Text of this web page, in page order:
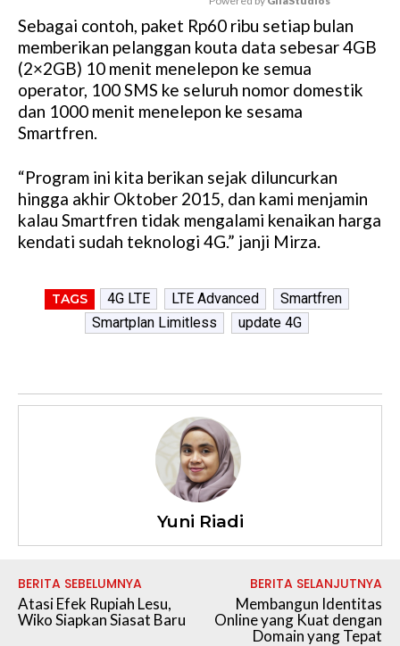
M
u
t
e
Sebagai contoh, paket Rp60 ribu setiap bulan
memberikan pelanggan kouta data sebesar 4GB
(2×2GB) 10 menit menelepon ke semua
operator, 100 SMS ke seluruh nomor domestik
dan 1000 menit menelepon ke sesama
Smartfren.
“Program ini kita berikan sejak diluncurkan
hingga akhir Oktober 2015, dan kami menjamin
kalau Smartfren tidak mengalami kenaikan harga
kendati sudah teknologi 4G.” janji Mirza.
TAGS 4G LTE LTE Advanced
Smartfren
Smartplan Limitless
update 4G
Yuni Riadi
BERITA SEBELUMNYA
Atasi Efek Rupiah Lesu,
Wiko Siapkan Siasat Baru
BERITA SELANJUTNYA
Membangun Identitas
Online yang Kuat dengan
Domain yang Tepat